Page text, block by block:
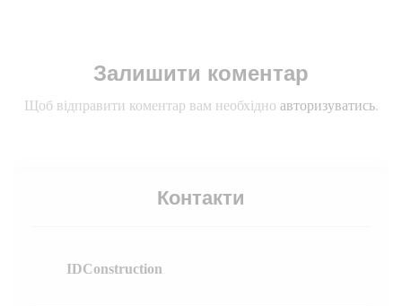
Залишити коментар
Щоб відправити коментар вам необхідно авторизуватись.
Контакти
IDConstruction